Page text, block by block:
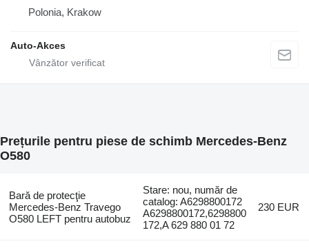
Polonia, Krakow
Auto-Akces
Prețurile pentru piese de schimb Mercedes-Benz
O580
Bară de protecţie
Mercedes-Benz Travego
O580 LEFT pentru autobuz
Stare: nou, număr de
catalog: A6298800172
A6298800172,6298800
172,A 629 880 01 72
230 EUR